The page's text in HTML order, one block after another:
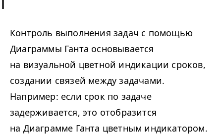
Контроль выполнения задач с помощью
Диаграммы Ганта основывается
на визуальной цветной индикации сроков,
создании связей между задачами.
Например: если срок по задаче
задерживается, это отобразится
на Диаграмме Ганта цветным индикатором.